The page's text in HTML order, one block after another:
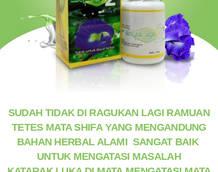
SUDAH TIDAK DI RAGUKAN LAGI RAMUAN
TETES MATA SHIFA YANG MENGANDUNG
BAHAN HERBAL ALAMI SANGAT BAIK
UNTUK MENGATASI MASALAH